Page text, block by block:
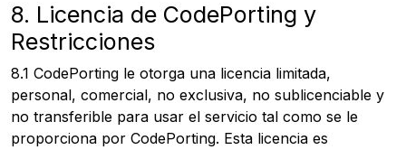
8. Licencia de CodePorting y
Restricciones
8.1 CodePorting le otorga una licencia limitada,
personal, comercial, no exclusiva, no sublicenciable y
no transferible para usar el servicio tal como se le
proporciona por CodePorting. Esta licencia es